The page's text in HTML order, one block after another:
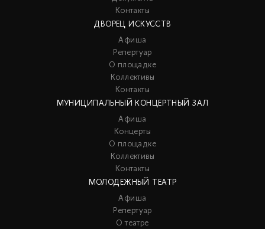
Контакты
ДВОРЕЦ ИСКУССТВ
Афиша
Репертуар
О площадке
Коллективы
Контакты
МУНИЦИПАЛЬНЫЙ КОНЦЕРТНЫЙ ЗАЛ
Афиша
Концерты
О площадке
Коллективы
Контакты
МОЛОДЕЖНЫЙ ТЕАТР
Афиша
Репертуар
О театре